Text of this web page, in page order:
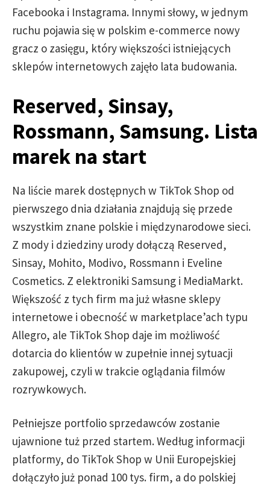
Facebooka i Instagrama. Innymi słowy, w jednym
ruchu pojawia się w polskim e-commerce nowy
gracz o zasięgu, który większości istniejących
sklepów internetowych zajęło lata budowania.
Reserved, Sinsay,
Rossmann, Samsung. Lista
marek na start
Na liście marek dostępnych w TikTok Shop od
pierwszego dnia działania znajdują się przede
wszystkim znane polskie i międzynarodowe sieci.
Z mody i dziedziny urody dołączą Reserved,
Sinsay, Mohito, Modivo, Rossmann i Eveline
Cosmetics. Z elektroniki Samsung i MediaMarkt.
Większość z tych firm ma już własne sklepy
internetowe i obecność w marketplace’ach typu
Allegro, ale TikTok Shop daje im możliwość
dotarcia do klientów w zupełnie innej sytuacji
zakupowej, czyli w trakcie oglądania filmów
rozrywkowych.
Pełniejsze portfolio sprzedawców zostanie
ujawnione tuż przed startem. Według informacji
platformy, do TikTok Shop w Unii Europejskiej
dołączyło już ponad 100 tys. firm, a do polskiej